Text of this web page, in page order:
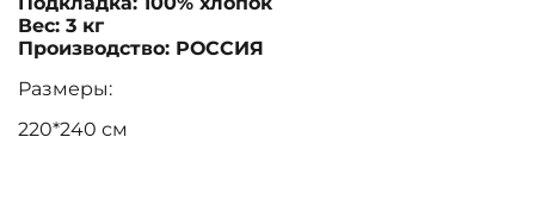
Вес: 3 кг
Производство: РОССИЯ
Размеры:
220*240 см